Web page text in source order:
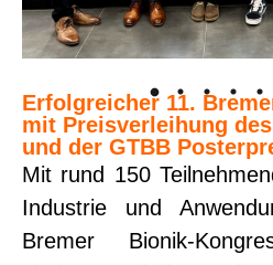
Erfolgreicher 11.
mit Preisverleihung
und der GTBB
Mit rund 150
Industrie und
Bremer Bionik-